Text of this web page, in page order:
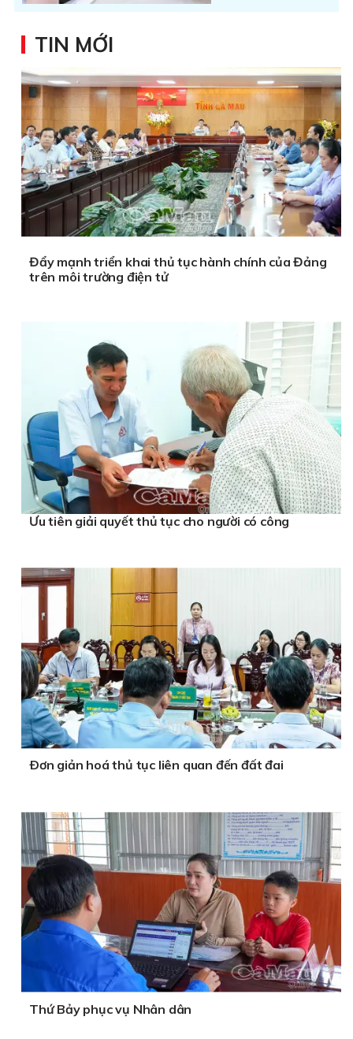
TIN MỚI
Đẩy mạnh triển khai thủ tục hành chính của Đảng
trên môi trường điện tử
Ưu tiên giải quyết thủ tục cho người có công
Ðơn giản hoá thủ tục liên quan đến đất đai
Thứ Bảy phục vụ Nhân dân